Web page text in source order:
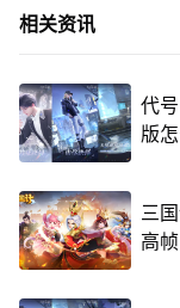
相关资讯
代
版
三
高